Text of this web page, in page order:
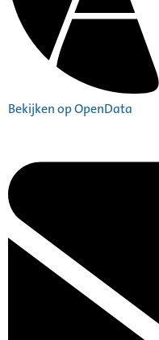
Bekijken op OpenData